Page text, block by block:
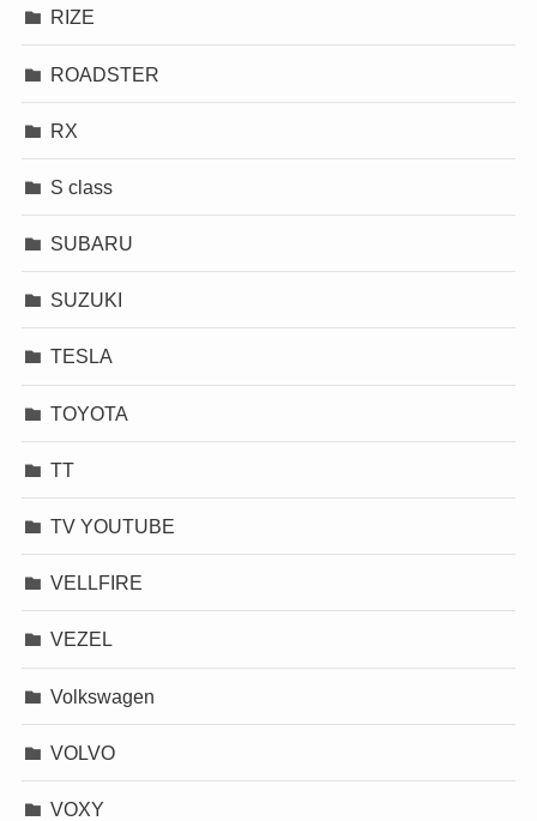
RIZE
ROADSTER
RX
S class
SUBARU
SUZUKI
TESLA
TOYOTA
TT
TV YOUTUBE
VELLFIRE
VEZEL
Volkswagen
VOLVO
VOXY